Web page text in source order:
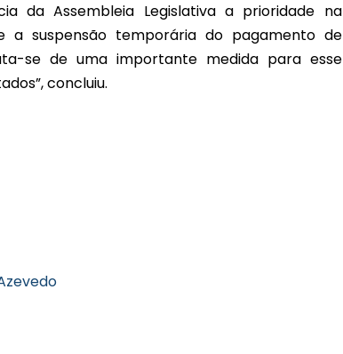
da Assembleia Legislativa a prioridade na
suspensão temporária do pagamento de
se de uma importante medida para esse
concluiu.